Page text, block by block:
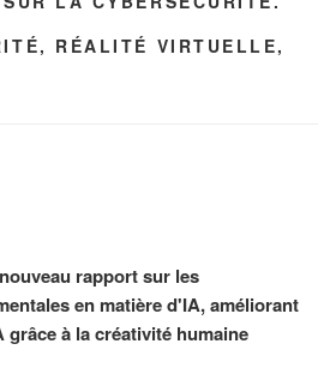
, RÉALITÉ VIRTUELLE,
rapport sur les
en matière d'IA, améliorant
à la créativité humaine